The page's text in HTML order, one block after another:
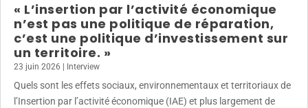
« L’insertion par l’activité économique
n’est pas une politique de réparation,
c’est une politique d’investissement sur
un territoire. »
23 juin 2026 Interview
Quels sont les effets sociaux, environnementaux et territoriaux de
l’Insertion par l’activité économique (IAE) et plus largement de